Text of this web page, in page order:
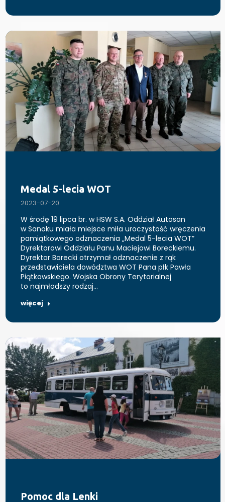
Medal 5-lecia WOT
2023-07-20
W środę 19 lipca br. w HSW S.A. Oddział Autosan
w Sanoku miała miejsce miła uroczystość wręczenia
pamiątkowego odznaczenia „Medal 5-lecia WOT”
Dyrektorowi Oddziału Panu Maciejowi Boreckiemu.
Dyrektor Borecki otrzymał odznaczenie z rąk
przedstawiciela dowództwa WOT Pana płk Pawła
Piątkowskiego. Wojska Obrony Terytorialnej
to najmłodszy rodzaj…
więcej
Pomoc dla Lenki